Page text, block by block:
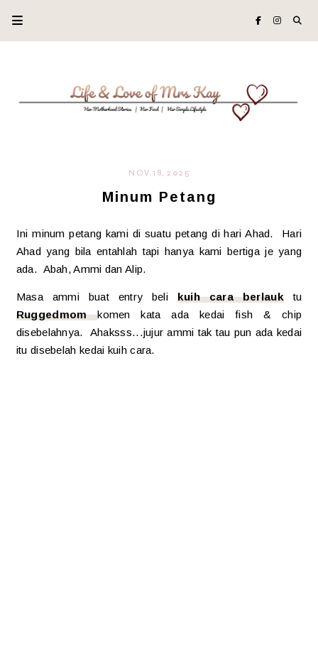
NOV 18, 2025
Minum Petang
Ini minum petang kami di suatu petang di hari Ahad. Hari
Ahad yang bila entahlah tapi hanya kami bertiga je yang
ada. Abah, Ammi dan Alip.
Masa ammi buat entry beli kuih cara berlauktu
Ruggedmomkomen kata ada kedai fish & chip
disebelahnya. Ahaksss...jujur ammi tak tau pun ada kedai
itu disebelah kedai kuih cara.